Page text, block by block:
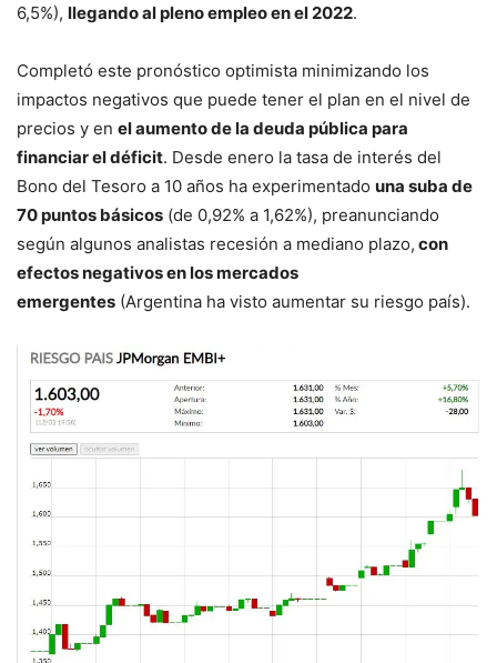
6,5%), llegando al pleno empleo en el 2022.
Completó este pronóstico optimista minimizando los
impactos negativos que puede tener el plan en el nivel de
precios y en el aumento de la deuda pública para
financiar el déficit. Desde enero la tasa de interés del
Bono del Tesoro a 10 años ha experimentado una suba de
70 puntos básicos (de 0,92% a 1,62%), preanunciando
según algunos analistas recesión a mediano plazo, con
efectos negativos en los mercados
emergentes (Argentina ha visto aumentar su riesgo país).